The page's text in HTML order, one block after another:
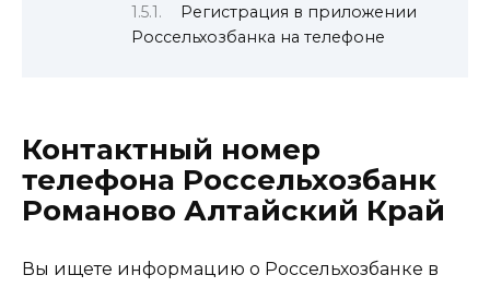
Регистрация в приложении
Россельхозбанка на телефоне
Контактный номер
телефона Россельхозбанк
Романово Алтайский Край
Вы ищете информацию о Россельхозбанке в